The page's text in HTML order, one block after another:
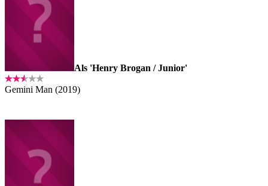
Als 'Henry Brogan / Junior'
Gemini Man (2019)